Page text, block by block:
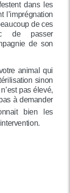
dans les
l’imprégnation
de ces
de passer
de son
animal qui
sinon
pas élevé,
à demander
bien les